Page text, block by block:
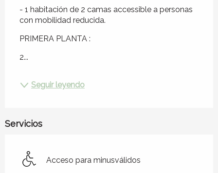
- 1 habitación de 2 camas accessible a personas
con mobilidad reducida.
PRIMERA PLANTA :
2...
Seguir leyendo
Servicios
Acceso para minusválidos